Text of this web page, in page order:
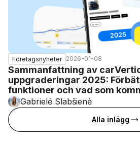
Företagsnyheter 2026-01-08
Sammanfattning av
uppgraderingar 2025:
funktioner och vad som
Gabrielė Slabšienė
Alla inlägg